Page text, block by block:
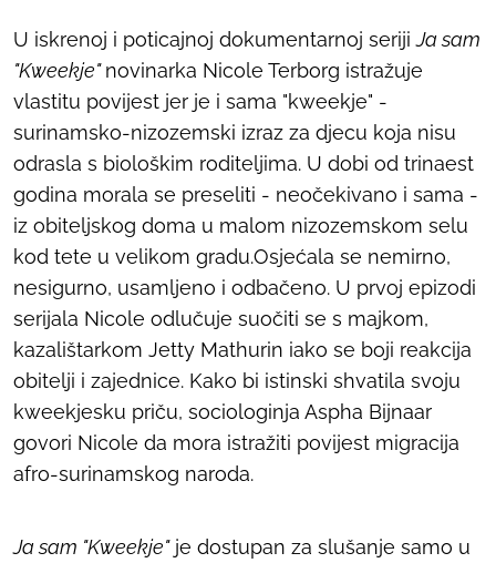
U iskrenoj i poticajnoj dokumentarnoj serijiJa sam
"Kweekje"novinarka Nicole Terborg istražuje
vlastitu povijest jer je i sama "kweekje" -
surinamsko-nizozemski izraz za djecu koja nisu
odrasla s biološkim roditeljima. U dobi od trinaest
godina morala se preseliti - neočekivano i sama -
iz obiteljskog doma u malom nizozemskom selu
kod tete u velikom gradu.Osjećala se nemirno,
nesigurno, usamljeno i odbačeno. U prvoj epizodi
serijala Nicole odlučuje suočiti se s majkom,
kazalištarkom Jetty Mathurin iako se boji reakcija
obitelji i zajednice. Kako bi istinski shvatila svoju
kweekjesku priču, sociologinja Aspha Bijnaar
govori Nicole da mora istražiti povijest migracija
afro-surinamskog naroda.
Ja sam "Kweekje"je dostupan za slušanje samo u